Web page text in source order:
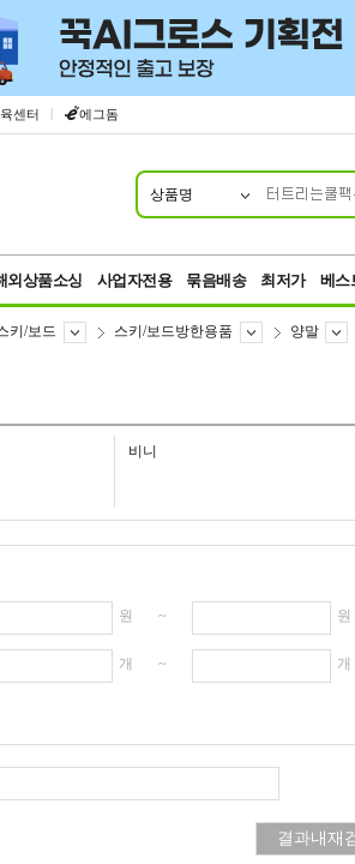
센터 | 에그돔
상품명
외상품소싱 사업자전용 묶음배송 최저가 베스
키/보드 스키/보드방한용품 양말
비니
원 ~ 원
개 ~ 개